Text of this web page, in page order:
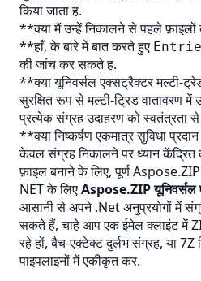
किया जाता ह.
**क्या मैं उन्हें निकालने से पहले फ़ाइलों
**हाँ, के बारे में बात करते हुए
की जांच कर सकते ह.
**क्या यूनिवर्सल एक्सट्रैक्टर मल्टी-
सुरक्षित रूप से मल्टी-ट्रिड वातावरण
प्रत्येक संग्रह उदाहरण को स्वतंत्रता से
**क्या निष्कर्षण एकमात्र सुविधा
केवल संग्रह निकालने पर ध्यान केंद्रित
फ़ाइल बनाने के लिए, पूर्ण
NET के लिएAspose.ZIP यूनिवर्सल
आसानी से अपने .Net अनुप्रयोगों में
सकते हैं, चाहे आप एक ईमेल क्लाइंट में
रहे हों, बैच-एक्टेक्टदुर्लभसंग्रह, या 7Z
पाइपलाइनों में एकीकृत कर.